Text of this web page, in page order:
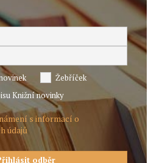
Žebříček
Knižní novinky
s informací o
údajů